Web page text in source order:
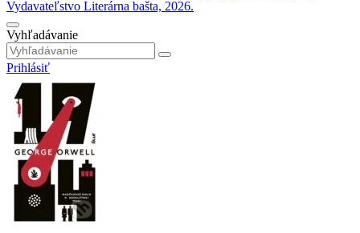
Vyhľadávanie
Prihlásiť